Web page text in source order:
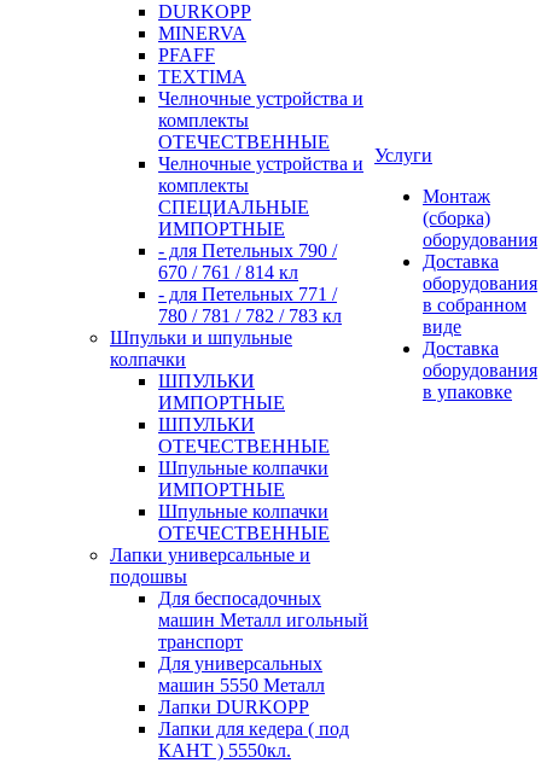
DURKOPP
MINERVA
PFAFF
TEXTIMA
Челночные устройства и
комплекты
ОТЕЧЕСТВЕННЫЕ
Челночные устройства и
комплекты
СПЕЦИАЛЬНЫЕ
ИМПОРТНЫЕ
- для Петельных 790 /
670 / 761 / 814 кл
- для Петельных 771 /
780 / 781 / 782 / 783 кл
Шпульки и шпульные
колпачки
ШПУЛЬКИ
ИМПОРТНЫЕ
ШПУЛЬКИ
ОТЕЧЕСТВЕННЫЕ
Шпульные колпачки
ИМПОРТНЫЕ
Шпульные колпачки
ОТЕЧЕСТВЕННЫЕ
Лапки универсальные и
подошвы
Для беспосадочных
машин Металл игольный
транспорт
Для универсальных
машин 5550 Металл
Лапки DURKOPP
Лапки для кедера ( под
КАНТ ) 5550кл.
Услуги
Монтаж
(сборка)
оборудования
Доставка
оборудования
в собранном
виде
Доставка
оборудования
в упаковке